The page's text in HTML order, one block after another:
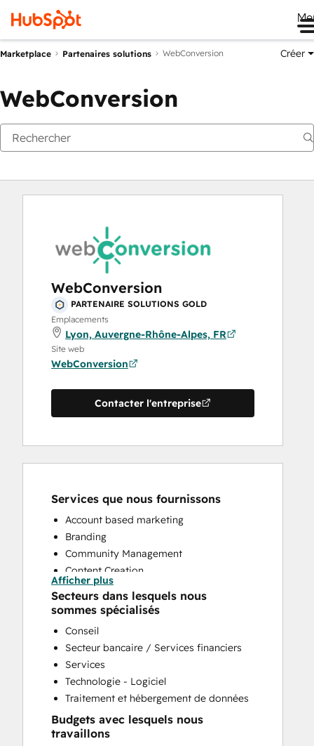
Marketplace Partenaires solutions WebConversion Créer
WebConversion
WebConversion
PARTENAIRE SOLUTIONS GOLD
Emplacements
Lyon, Auvergne-Rhône-Alpes, FR
Site web
WebConversion
Contacter l'entreprise
Services que nous fournissons
Account based marketing
Branding
Community Management
Content Creation
Conversational Marketing
CRM Implementation
CRM Migration
Customer Marketing
Customer Success Training
Email Marketing
Full Inbound Marketing Services
HubSpot Onboarding
Paid Advertising
Programmable Automation
Afficher plus
Secteurs dans lesquels nous
sommes spécialisés
Conseil
Secteur bancaire / Services financiers
Services
Technologie - Logiciel
Traitement et hébergement de données
Budgets avec lesquels nous
travaillons